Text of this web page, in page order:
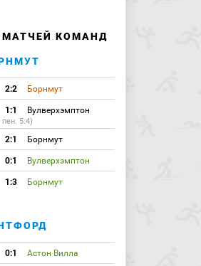
МАТЧЕЙ КОМАНД
2:2 Борнмут
1:1 Вулверхэмптон
пен. 5:4)
2:1 Борнмут
0:1 Вулверхэмптон
1:3 Борнмут
0:1 Астон Вилла